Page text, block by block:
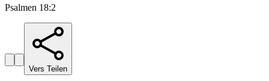
Psalmen 18:2
Vers Teilen